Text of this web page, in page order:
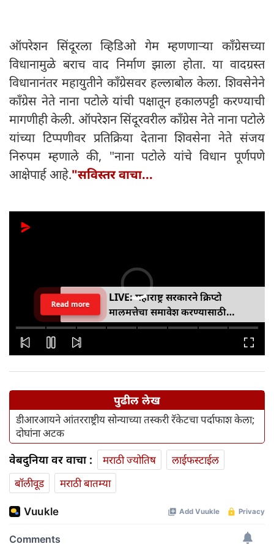
ऑपरेशन सिंदूरला व्हिडिओ गेम म्हणणाऱ्या काँग्रेसच्या
विधानामुळे बराच वाद निर्माण झाला होता. या वादग्रस्त
विधानानंतर महायुतीने काँग्रेसवर हल्लाबोल केला. शिवसेनेने
काँग्रेस नेते नाना पटोले यांची पक्षातून हकालपट्टी करण्याची
मागणीही केली. ऑपरेशन सिंदूरवरील काँग्रेस नेते नाना पटोले
यांच्या टिप्पणीवर प्रतिक्रिया देताना शिवसेना नेते संजय
निरुपम म्हणाले की, "नाना पटोले यांचे विधान पूर्णपणे
आक्षेपार्ह आहे."सविस्तर वाचा...
LIVE: महाराष्ट्र सरकारने क्रिप्टो
Read more
पुढील लेख
डीआरआयने आंतरराष्ट्रीय सोन्याच्या तस्करी रॅकेटचा पर्दाफाश केला;
दोघांना अटक
वेबदुनिया वर वाचा : मराठी ज्योतिष
लाईफस्टाईल
बॉलीवूड
मराठी बातम्या